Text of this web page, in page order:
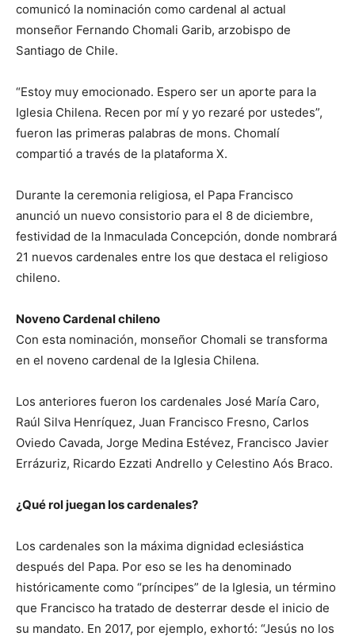
comunicó la nominación como cardenal al actual
monseñor Fernando Chomali Garib, arzobispo de
Santiago de Chile.
“Estoy muy emocionado. Espero ser un aporte para la
Iglesia Chilena. Recen por mí y yo rezaré por ustedes”,
fueron las primeras palabras de mons. Chomalí
compartió a través de la plataforma X.
Durante la ceremonia religiosa, el Papa Francisco
anunció un nuevo consistorio para el 8 de diciembre,
festividad de la Inmaculada Concepción, donde nombrará
21 nuevos cardenales entre los que destaca el religioso
chileno.
Noveno Cardenal chileno
Con esta nominación, monseñor Chomali se transforma
en el noveno cardenal de la Iglesia Chilena.
Los anteriores fueron los cardenales José María Caro,
Raúl Silva Henríquez, Juan Francisco Fresno, Carlos
Oviedo Cavada, Jorge Medina Estévez, Francisco Javier
Errázuriz, Ricardo Ezzati Andrello y Celestino Aós Braco.
¿Qué rol juegan los cardenales?
Los cardenales son la máxima dignidad eclesiástica
después del Papa. Por eso se les ha denominado
históricamente como “príncipes” de la Iglesia, un término
que Francisco ha tratado de desterrar desde el inicio de
su mandato. En 2017, por ejemplo, exhortó: “Jesús no los